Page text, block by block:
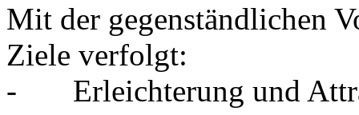
Mit der gegenständlichen
Ziele verfolgt:
- Erleichterung und